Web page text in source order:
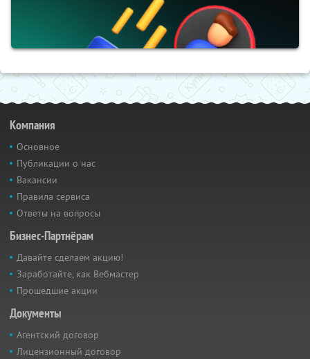
Компания
Основное
Публикации о нас
Вакансии
Правила сервиса
Ответы на вопросы
Бизнес-Партнёрам
Давайте сделаем акцию!
Заработайте, как Вебмастер
Прошедшие акции
Документы
Агентский договор
Лицензионный договор